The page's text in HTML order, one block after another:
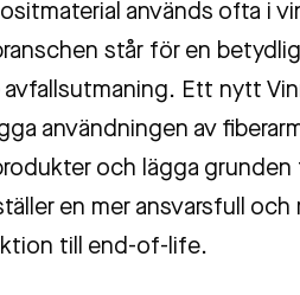
används ofta i
står för en
avfallsutmaning. Ett nytt
användningen av
och lägga
en mer ansvarsfull
till end-of-life.